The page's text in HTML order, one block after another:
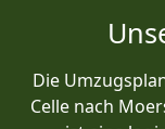
Die
Celle nach